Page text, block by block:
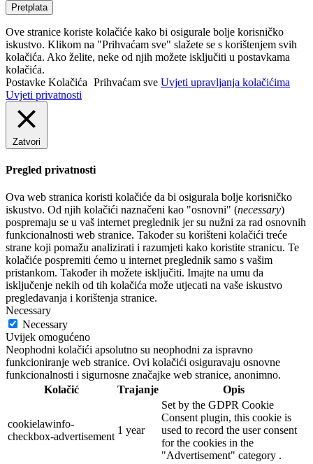
Pretplata
Ove stranice koriste kolačiće kako bi osigurale bolje korisničko
iskustvo. Klikom na "Prihvaćam sve" slažete se s korištenjem svih
kolačića. Ako želite, neke od njih možete isključiti u postavkama
kolačića.
Postavke Kolačića Prihvaćam sve Uvjeti upravljanja kolačićima
Uvjeti privatnosti
Zatvori
Pregled privatnosti
Ova web stranica koristi kolačiće da bi osigurala bolje korisničko
iskustvo. Od njih kolačići naznačeni kao "osnovni" (necessary)
pospremaju se u vaš internet preglednik jer su nužni za rad osnovnih
funkcionalnosti web stranice. Također su korišteni kolačići treće
strane koji pomažu analizirati i razumjeti kako koristite stranicu. Te
kolačiće pospremiti ćemo u internet preglednik samo s vašim
pristankom. Također ih možete isključiti. Imajte na umu da
isključenje nekih od tih kolačića može utjecati na vaše iskustvo
pregledavanja i korištenja stranice.
Necessary
Necessary
Uvijek omogućeno
Neophodni kolačići apsolutno su neophodni za ispravno
funkcioniranje web stranice. Ovi kolačići osiguravaju osnovne
funkcionalnosti i sigurnosne značajke web stranice, anonimno.
Kolačić
Trajanje Opis
cookielawinfo-
checkbox-advertisement
1 year
Set by the GDPR Cookie
Consent plugin, this cookie is
used to record the user consent
for the cookies in the
"Advertisement" category .